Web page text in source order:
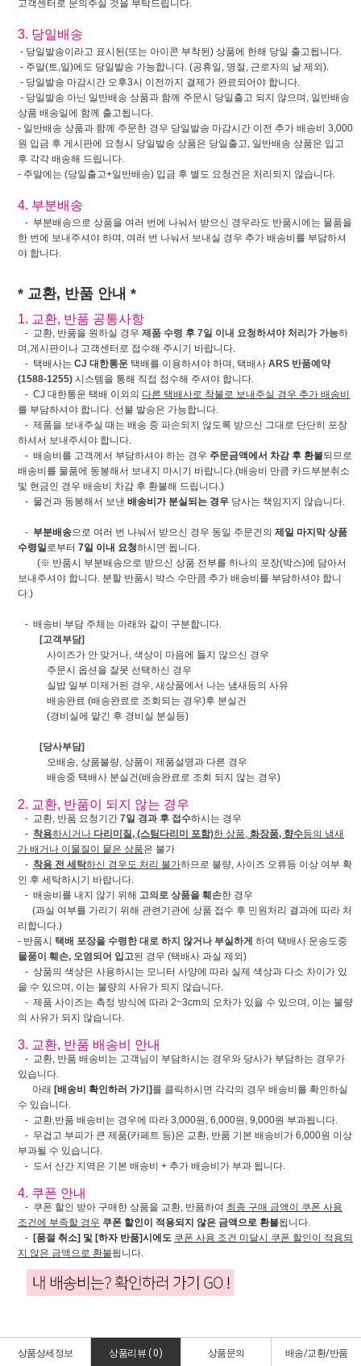
고객센터로 문의주실 것을 부탁드립니다.
3. 당일배송
- 당일발송이라고 표시된(또는 아이콘 부착된) 상품에 한해 당일 출고됩니다.
- 주말(토,일)에도 당일발송 가능합니다. (공휴일, 명절, 근로자의 날 제외).
- 당일발송 마감시간 오후3시 이전까지 결제가 완료되어야 합니다.
- 당일발송 아닌 일반배송 상품과 함께 주문시 당일출고 되지 않으며, 일반배송
상품 배송일에 함께 출고됩니다.
- 일반배송 상품과 함께 주문한 경우 당일발송 마감시간 이전 추가 배송비 3,000
원 입금 후 게시판에 요청시 당일발송 상품은 당일출고, 일반배송 상품은 입고
후 각각 배송해 드립니다.
- 주말에는 (당일출고+일반배송) 입금 후 별도 요청건은 처리되지 않습니다.
4. 부분배송
- 부분배송으로 상품을 여러 번에 나눠서 받으신 경우라도 반품시에는 물품을
한 번에 보내주셔야 하며, 여러 번 나눠서 보내실 경우 추가 배송비를 부담하셔
야 합니다.
* 교환, 반품 안내 *
1. 교환, 반품 공통사항
- 교환, 반품을 원하실 경우 제품 수령 후 7일 이내 요청하셔야 처리가 가능하
며,게시판이나 고객센터로 접수해 주시기 바랍니다.
- 택배사는 CJ 대한통운 택배를 이용하셔야 하며, 택배사 ARS 반품예약
(1588-1255) 시스템을 통해 직접 접수해 주셔야 합니다.
- CJ 대한통운 택배 이외의 다른 택배사로 착불로 보내주실 경우 추가 배송비
를 부담하셔야 합니다. 선불 발송은 가능합니다.
- 제품을 보내주실 때는 배송 중 파손되지 않도록 받으신 그대로 단단히 포장
하셔서 보내주셔야 합니다.
- 배송비를 고객께서 부담하셔야 하는 경우 주문금액에서 차감 후 환불되므로
배송비를 물품에 동봉해서 보내지 마시기 바랍니다.(배송비 만큼 카드부분취소
및 현금인 경우 배송비 차감 후 환불해 드립니다.)
- 물건과 동봉해서 보낸 배송비가 분실되는 경우 당사는 책임지지 않습니다.
- 부분배송으로 여러 번 나눠서 받으신 경우 동일 주문건의 제일 마지막 상품
수령일로부터 7일 이내 요청하시면 됩니다.
(※ 반품시 부분배송으로 받으신 상품 전부를 하나의 포장(박스)에 담아서
보내주셔야 합니다. 분할 반품시 박스 수만큼 추가 배송비를 부담하셔야 합니
다.)
- 배송비 부담 주체는 아래와 같이 구분합니다.
[고객부담]
사이즈가 안 맞거나, 색상이 마음에 들지 않으신 경우
주문시 옵션을 잘못 선택하신 경우
실밥 일부 미제거된 경우, 새상품에서 나는 냄새등의 사유
배송완료 (배송완료로 조회되는 경우)후 분실건
(경비실에 맡긴 후 경비실 분실등)
[당사부담]
오배송, 상품불량, 상품이 제품설명과 다른 경우
배송중 택배사 분실건(배송완료로 조회 되지 않는 경우)
2. 교환, 반품이 되지 않는 경우
- 교환, 반품 요청기간 7일 경과 후 접수하시는 경우
- 착용하시거나 다리미질, (스팀다리미 포함)한 상품, 화장품, 향수등의 냄새
가 배거나 이물질이 뭍은 상품은 불가
- 착용 전 세탁하신 경우도 처리 불가하므로 불량, 사이즈 오류등 이상 여부 확
인 후 세탁하시기 바랍니다.
- 배송비를 내지 않기 위해 고의로 상품을 훼손한 경우
(과실 여부를 가리기 위해 관련기관에 상품 접수 후 민원처리 결과에 따라 처
리합니다.)
- 반품시 택배 포장을 수령한 대로 하지 않거나 부실하게 하여 택배사 운송도중
물품이 훼손, 오염되어 입고된 경우 (택배사 과실 제외)
- 상품의 색상은 사용하시는 모니터 사양에 따라 실제 색상과 다소 차이가 있
을 수 있으며, 이는 불량의 사유가 되지 않습니다.
- 제품 사이즈는 측정 방식에 따라 2~3cm의 오차가 있을 수 있으며, 이는 불량
의 사유가 되지 않습니다.
3. 교환, 반품 배송비 안내
- 교환, 반품 배송비는 고객님이 부담하시는 경우와 당사가 부담하는 경우가
있습니다.
아래 [배송비 확인하러 가기] 를 클릭하시면 각각의 경우 배송비를 확인하실
수 있습니다.
- 교환,반품 배송비는 경우에 따라 3,000원, 6,000원, 9,000원 부과됩니다.
- 무겁고 부피가 큰 제품(카페트 등)은 교환, 반품 기본 배송비가 6,000원 이상
부과될 수 있습니다.
- 도서 산간 지역은 기본 배송비 + 추가 배송비가 부과 됩니다.
4. 쿠폰 안내
- 쿠폰 할인 받아 구매한 상품을 교환, 반품하여 최종 구매 금액이 쿠폰 사용
조건에 부족할 경우 쿠폰 할인이 적용되지 않은 금액으로 환불됩니다.
- [품절 취소] 및 [하자 반품]시에도 쿠폰 사용 조건 미달시 쿠폰 할인이 적용되
지 않은 금액으로 환불됩니다.
상품상세정보 상품리뷰 ( 0) 상품문의 배송/교환/반품